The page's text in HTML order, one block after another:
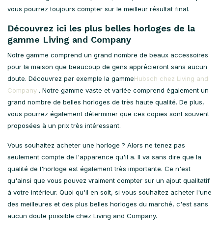
vous pourrez toujours compter sur le meilleur résultat final.
Découvrez ici les plus belles horloges de la
gamme Living and Company
Notre gamme comprend un grand nombre de beaux accessoires
pour la maison que beaucoup de gens apprécieront sans aucun
doute. Découvrez par exemple la gammeHubsch chez Living and
Company . Notre gamme vaste et variée comprend également un
grand nombre de belles horloges de très haute qualité. De plus,
vous pourrez également déterminer que ces copies sont souvent
proposées à un prix très intéressant.
Vous souhaitez acheter une horloge ? Alors ne tenez pas
seulement compte de l'apparence qu'il a. Il va sans dire que la
qualité de l'horloge est également très importante. Ce n'est
qu'ainsi que vous pouvez vraiment compter sur un ajout qualitatif
à votre intérieur. Quoi qu'il en soit, si vous souhaitez acheter l'une
des meilleures et des plus belles horloges du marché, c'est sans
aucun doute possible chez Living and Company.